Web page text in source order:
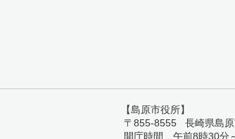
【島原市役所】
〒855-8555 長崎県島
開庁時間 午前8時30分